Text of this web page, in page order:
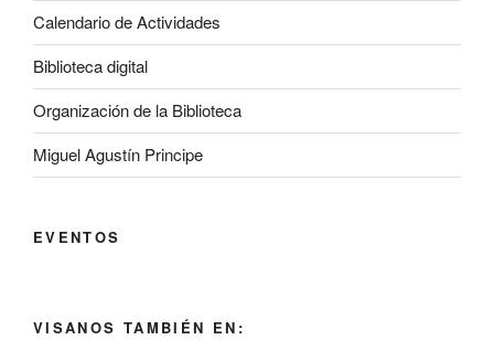
Calendario de Actividades
Biblioteca digital
Organización de la Biblioteca
Miguel Agustín Principe
EVENTOS
VISANOS TAMBIÉN EN: